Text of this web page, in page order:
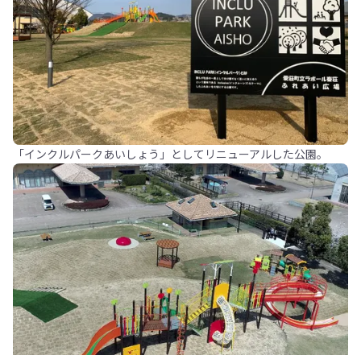
「インクルパークあいしょう」としてリニューアルした公園。